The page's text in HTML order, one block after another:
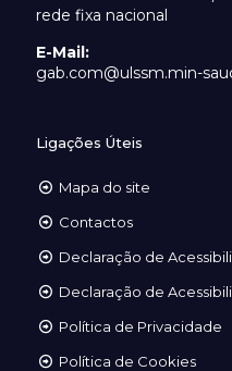
rede fixa nacional
E-Mail:
gab.com@ulssm.min-
Ligações Úteis
Mapa do site
Contactos
Declaração de
Declaração de
Política de Privacidade
Política de Cookies